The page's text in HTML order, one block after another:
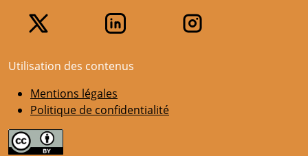
Utilisation des contenus
Mentions légales
Politique de confidentialité